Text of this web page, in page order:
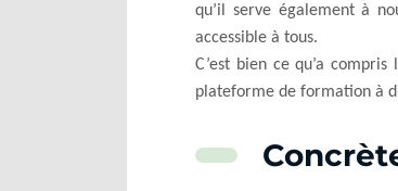
qu’il serve également à
accessible à tous.
C’est bien ce qu’a
plateforme de formation à